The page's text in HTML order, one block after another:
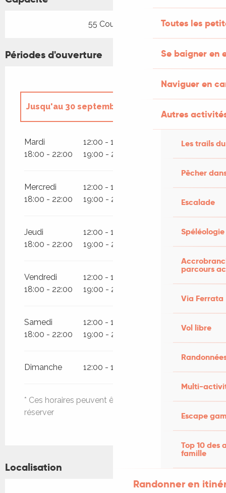
Toutes les
Se baigner en
Naviguer en
Autres
Les trails
Pêcher
Escalade
Spéléologie
parcours
Via Ferrata
Vol libre
Multi-
Escape
Top 10 des
famille
Randonner en
55 Couvert(s)
Périodes d'ouverture
Jusqu'au 30 septembre 2026
1 octobre 2026
31 décembre
Du1 octobre 2026 au
20 décembre
2026
Mardi 12:00 - 14:00
12:00 - 15:00
18:00 - 22:00
19:00 - 22:00
Mercredi 12:00 - 14:00
12:00 - 15:00
18:00 - 22:00
19:00 - 22:00
Jeudi 12:00 - 14:00
12:00 - 15:00
18:00 - 22:00
19:00 - 22:00
Vendredi 12:00 - 14:00
18:00 - 22:00
19:00 - 22:00
Samedi 12:00 - 14:00
18:00 - 22:00
19:00 - 22:00
Dimanche 12:00 - 14:00
* Ces horaires peuvent être modifiés, pensez à
réserver
Localisation